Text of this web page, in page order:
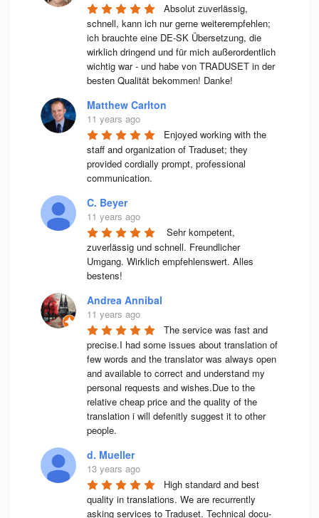
Absolut zuverlässig,
schnell, kann ich nur gerne weiterempfehlen;
ich brauchte eine DE-SK Übersetzung, die
wirklich dringend und für mich außerordentlich
wichtig war - und habe von TRADUSET in der
besten Qualität bekommen! Danke!
Matthew Carlton
11 years ago
Enjoyed working with the
staff and organization of Traduset; they
provided cordially prompt, professional
communication.
C. Beyer
11 years ago
Sehr kompetent,
zuverlässig und schnell. Freundlicher
Umgang. Wirklich empfehlenswert. Alles
bestens!
Andrea Annibal
11 years ago
The service was fast and
precise.I had some issues about translation of
few words and the translator was always open
and available to correct and understand my
personal requests and wishes.Due to the
relative cheap price and the quality of the
translation i will defenitly suggest it to other
people.
d. Mueller
13 years ago
High stan­dard and best
qua­lity in trans­la­ti­ons. We are recur­rently
asking ser­vices to Tra­du­set. Tech­ni­cal docu­